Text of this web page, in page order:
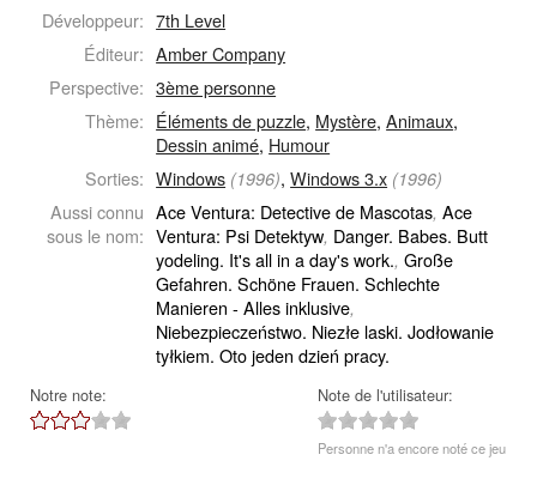
Développeur: 7th Level
Éditeur: Amber Company
Perspective: 3ème personne
Thème: Éléments de puzzle, Mystère,Animaux,
Dessin animé, Humour
Sorties: Windows (1996),Windows 3.x (1996)
Aussi connu
sous le nom:
Ace Ventura: Detective de Mascotas, Ace
Ventura: Psi Detektyw, Danger. Babes. Butt
yodeling. It's all in a day's work., Große
Gefahren. Schöne Frauen. Schlechte
Manieren - Alles inklusive,
Niebezpieczeństwo. Niezłe laski. Jodłowanie
tyłkiem. Oto jeden dzień pracy.
Notre note: Note de l'utilisateur:
Personne n'a encore noté ce jeu